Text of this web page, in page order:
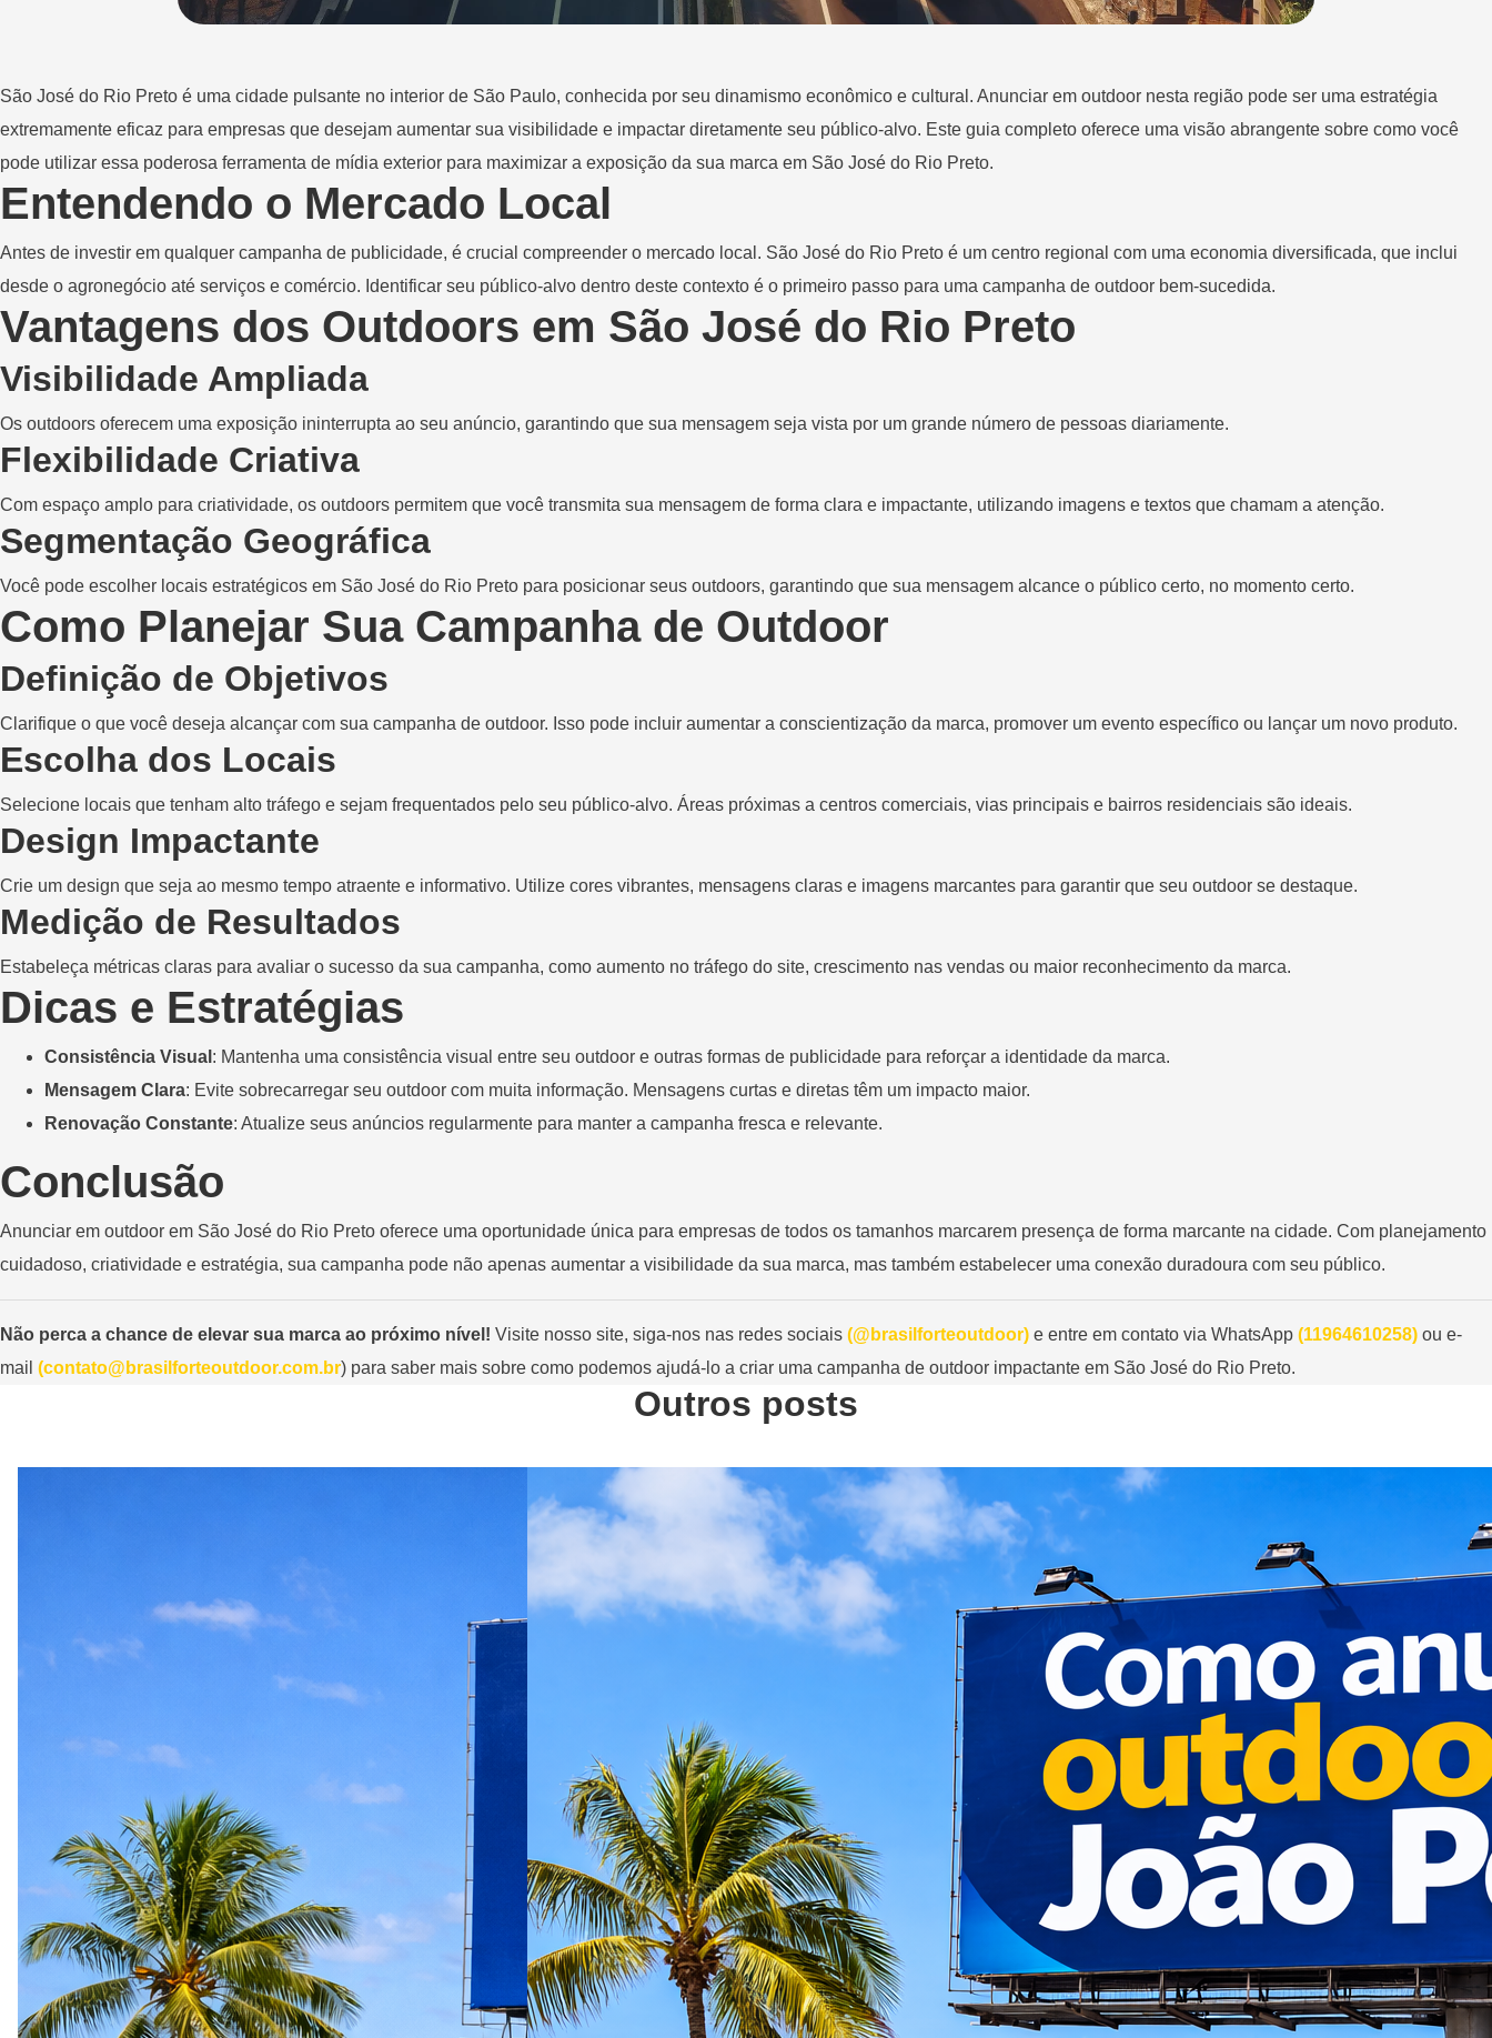
São José do Rio Preto é uma cidade pulsante no interior de São Paulo, conhecida por seu dinamismo econômico e cultural. Anunciar em outdoor nesta região pode ser uma estratégia
extremamente eficaz para empresas que desejam aumentar sua visibilidade e impactar diretamente seu público-alvo. Este guia completo oferece uma visão abrangente sobre como você
pode utilizar essa poderosa ferramenta de mídia exterior para maximizar a exposição da sua marca em São José do Rio Preto.
Entendendo o Mercado Local
Antes de investir em qualquer campanha de publicidade, é crucial compreender o mercado local. São José do Rio Preto é um centro regional com uma economia diversificada, que inclui
desde o agronegócio até serviços e comércio. Identificar seu público-alvo dentro deste contexto é o primeiro passo para uma campanha de outdoor bem-sucedida.
Vantagens dos Outdoors em São José do Rio Preto
Visibilidade Ampliada
Os outdoors oferecem uma exposição ininterrupta ao seu anúncio, garantindo que sua mensagem seja vista por um grande número de pessoas diariamente.
Flexibilidade Criativa
Com espaço amplo para criatividade, os outdoors permitem que você transmita sua mensagem de forma clara e impactante, utilizando imagens e textos que chamam a atenção.
Segmentação Geográfica
Você pode escolher locais estratégicos em São José do Rio Preto para posicionar seus outdoors, garantindo que sua mensagem alcance o público certo, no momento certo.
Como Planejar Sua Campanha de Outdoor
Definição de Objetivos
Clarifique o que você deseja alcançar com sua campanha de outdoor. Isso pode incluir aumentar a conscientização da marca, promover um evento específico ou lançar um novo produto.
Escolha dos Locais
Selecione locais que tenham alto tráfego e sejam frequentados pelo seu público-alvo. Áreas próximas a centros comerciais, vias principais e bairros residenciais são ideais.
Design Impactante
Crie um design que seja ao mesmo tempo atraente e informativo. Utilize cores vibrantes, mensagens claras e imagens marcantes para garantir que seu outdoor se destaque.
Medição de Resultados
Estabeleça métricas claras para avaliar o sucesso da sua campanha, como aumento no tráfego do site, crescimento nas vendas ou maior reconhecimento da marca.
Dicas e Estratégias
Consistência Visual : Mantenha uma consistência visual entre seu outdoor e outras formas de publicidade para reforçar a identidade da marca.
Mensagem Clara: Evite sobrecarregar seu outdoor com muita informação. Mensagens curtas e diretas têm um impacto maior.
Renovação Constante: Atualize seus anúncios regularmente para manter a campanha fresca e relevante.
Conclusão
Anunciar em outdoor em São José do Rio Preto oferece uma oportunidade única para empresas de todos os tamanhos marcarem presença de forma marcante na cidade. Com planejamento
cuidadoso, criatividade e estratégia, sua campanha pode não apenas aumentar a visibilidade da sua marca, mas também estabelecer uma conexão duradoura com seu público.
Não perca a chance de elevar sua marca ao próximo nível! Visite nosso site, siga-nos nas redes sociais (@brasilforteoutdoor) e entre em contato via WhatsApp (11964610258) ou e-
mail (contato@brasilforteoutdoor.com.br) para saber mais sobre como podemos ajudá-lo a criar uma campanha de outdoor impactante em São José do Rio Preto.
Outros posts